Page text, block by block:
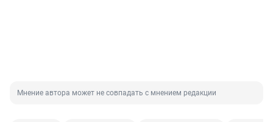
Мнение автора может не совпадать с мнением редакции